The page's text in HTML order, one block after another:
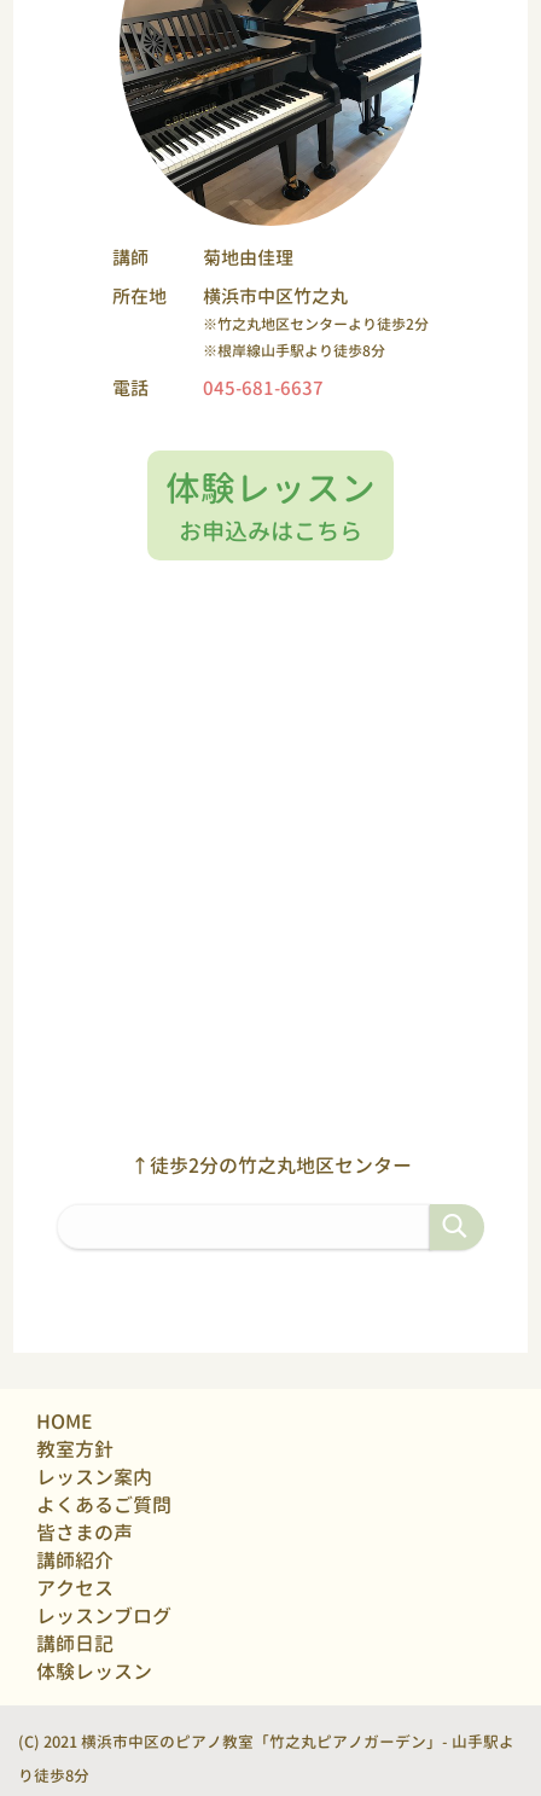
講師
菊地由佳理
所在地
横浜市中区竹之丸
※竹之丸地区センターより徒歩2分
※根岸線山手駅より徒歩8分
電話 045-681-6637
体験レッスン
お申込みはこちら
↑徒歩2分の竹之丸地区センター
HOME
教室方針
レッスン案内
よくあるご質問
皆さまの声
講師紹介
アクセス
レッスンブログ
講師日記
体験レッスン
(C) 2021 横浜市中区のピアノ教室「竹之丸ピアノガーデン」- 山手駅よ
り徒歩8分